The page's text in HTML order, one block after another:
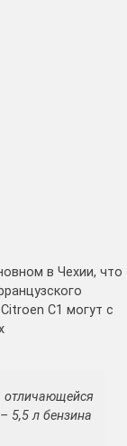
в Чехии, что
C1 могут с
отличающейся
5,5 л бензина